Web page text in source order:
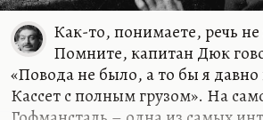
Как-то, понимаете, речь не
Помните, капитан Дюк
«Повода не было, а то бы я
Кассет с полным грузом». На